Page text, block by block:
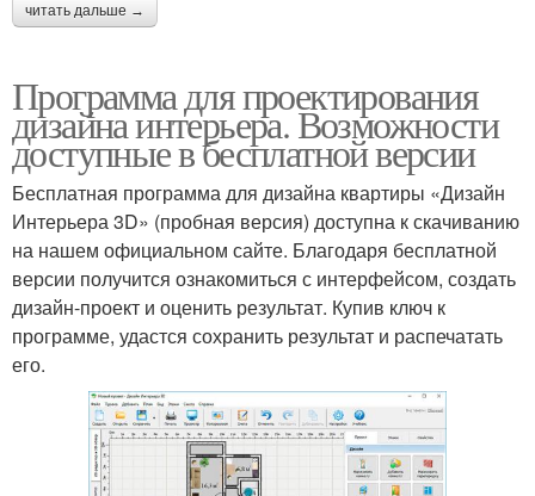
читать дальше →
Программа для проектирования
дизайна интерьера. Возможности
доступные в бесплатной версии
Бесплатная программа для дизайна квартиры «Дизайн
Интерьера 3D» (пробная версия) доступна к скачиванию
на нашем официальном сайте. Благодаря бесплатной
версии получится ознакомиться с интерфейсом, создать
дизайн-проект и оценить результат. Купив ключ к
программе, удастся сохранить результат и распечатать
его.